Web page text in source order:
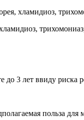
хламидиоз,
3 лет ввиду риска
польза